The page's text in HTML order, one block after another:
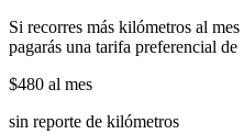
Si recorres más kilómetros al
pagarás una tarifa preferencial de
$480 al mes
sin reporte de kilómetros